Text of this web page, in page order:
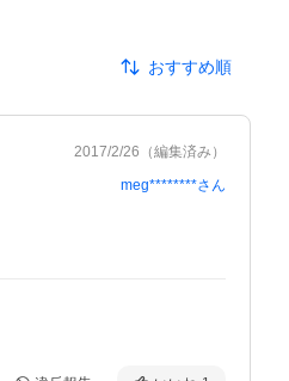
おすすめ順
2017/2/26 （編集済み）
meg********さん